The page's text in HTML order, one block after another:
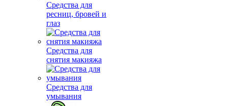
Средства для
ресниц, бровей и
глаз
Средства для
снятия макияжа
Средства для
умывания